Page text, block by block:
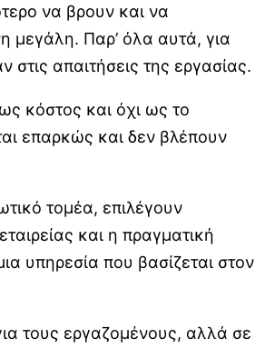
να βρουν και να
μεγάλη. Παρ’ όλα αυτά, για
απαιτήσεις της εργασίας.
κόστος και όχι ως το
επαρκώς και δεν βλέπουν
τομέα, επιλέγουν
και η πραγματική
υπηρεσία που βασίζεται στον
τους εργαζομένους, αλλά σε